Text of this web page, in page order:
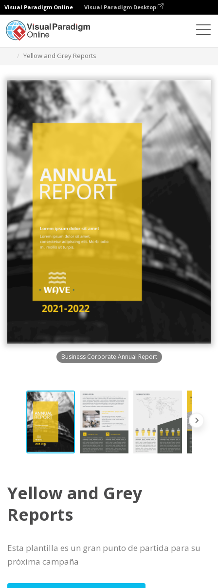
Visual Paradigm Online Visual Paradigm Desktop
Yellow and Grey Reports
Business Corporate Annual Report
Yellow and Grey
Reports
Esta plantilla es un gran punto de partida para su
próxima campaña